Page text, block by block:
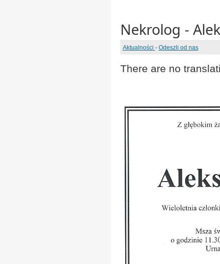
Nekrolog -
Aktualności - Odeszli od nas
There are no